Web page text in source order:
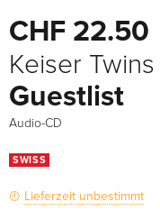
CHF 22.50
Keiser Twins
Guestlist
Audio-CD
SWISS
Lieferzeit unbestimmt